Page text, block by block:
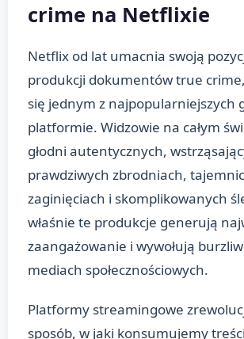
crime na Netflixie
Netflix od lat umacnia swoją
produkcji dokumentów true
się jednym z najpopularniejszych
platformie. Widzowie na całym
głodni autentycznych,
prawdziwych zbrodniach,
zaginięciach i skomplikowanych
właśnie te produkcje generują
zaangażowanie i wywołują
mediach społecznościowych.
Platformy streamingowe
sposób, w jaki konsumujemy